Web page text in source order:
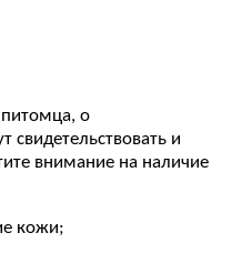
о
и
внимание на наличие
кожи;